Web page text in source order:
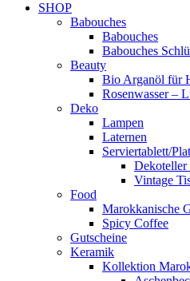
SHOP
Babouches
Babouches
Babouches
Beauty
Bio Arganöl für
Rosenwasser –
Deko
Lampen
Laternen
Serviertablett/
Vintage
Food
Marokkanische
Spicy Coffee
Gutscheine
Keramik
Kollektion